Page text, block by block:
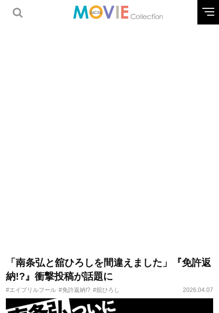
「南条弘と舘ひろしを間違えました」『免許返
納!?』衝撃投稿が話題に
#エイプリルフール #免許返納!? #舘ひろし 2026.04.07